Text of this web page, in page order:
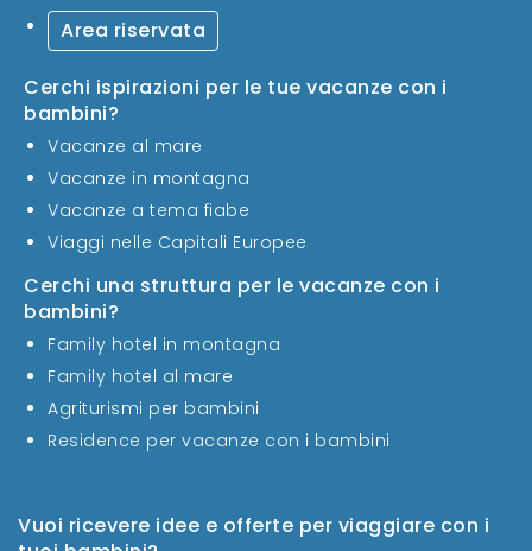
Vuoi ricevere idee e offerte per viaggiare con i
Area riservata
Cerchi ispirazioni per le tue vacanze con i
bambini?
Vacanze al mare
Vacanze in montagna
Vacanze a tema fiabe
Viaggi nelle Capitali Europee
Cerchi una struttura per le vacanze con i
bambini?
Family hotel in montagna
Family hotel al mare
Agriturismi per bambini
Residence per vacanze con i bambini